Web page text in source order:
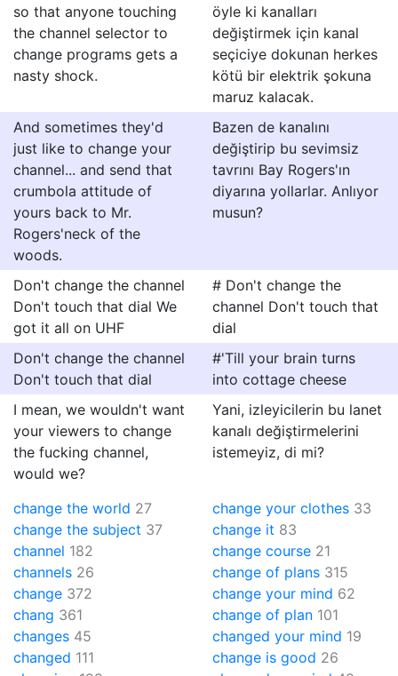
so that anyone touching
the channel selector to
change programs gets a
nasty shock.
öyle ki kanalları
değiştirmek için kanal
seçiciye dokunan herkes
kötü bir elektrik şokuna
maruz kalacak.
And sometimes they'd
just like to change your
channel... and send that
crumbola attitude of
yours back to Mr.
Rogers'neck of the
woods.
Bazen de kanalını
değiştirip bu sevimsiz
tavrını Bay Rogers'ın
diyarına yollarlar. Anlıyor
musun?
Don't change the channel
Don't touch that dial We
got it all on UHF
# Don't change the
channel Don't touch that
dial
Don't change the channel
Don't touch that dial
#'Till your brain turns
into cottage cheese
I mean, we wouldn't want
your viewers to change
the fucking channel,
would we?
Yani, izleyicilerin bu lanet
kanalı değiştirmelerini
istemeyiz, di mi?
change the world 27
change the subject 37
channel 182
channels 26
change 372
chang 361
changes 45
changed 111
change your clothes 33
change it 83
change course 21
change of plans 315
change your mind 62
change of plan 101
changed your mind 19
change is good 26